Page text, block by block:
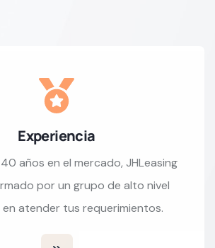
Experiencia
años en el mercado, JHLeasing
por un grupo de alto nivel
atender tus requerimientos.